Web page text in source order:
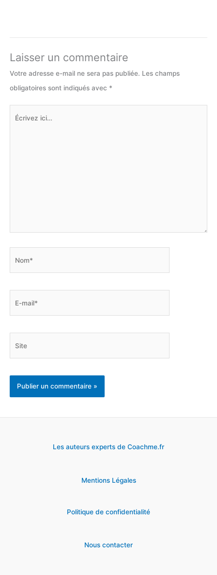
Laisser un commentaire
Votre adresse e-mail ne sera pas publiée. Les champs
obligatoires sont indiqués avec *
Les auteurs experts de Coachme.fr
Mentions Légales
Politique de confidentialité
Nous contacter